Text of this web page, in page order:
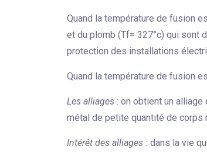
Quand la température de fusion
et du plomb (Tf= 327°c) qui
protection des installations
Quand la température de fusion
Les alliages : on obtient un alliage
métal de petite quantité de corps
Intérêt des alliages : dans la vie